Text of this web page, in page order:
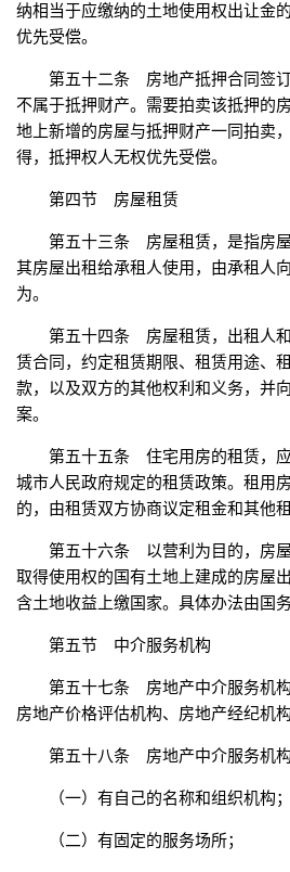
纳相当于应缴纳的土地使用权出让金
优先受偿。
第五十二条 房地产抵押合同签
不属于抵押财产。需要拍卖该抵押的
地上新增的房屋与抵押财产一同拍卖
得，抵押权人无权优先受偿。
第四节 房屋租赁
第五十三条 房屋租赁，是指房
其房屋出租给承租人使用，由承租人
为。
第五十四条 房屋租赁，出租人
赁合同，约定租赁期限、租赁用途、
款，以及双方的其他权利和义务，并
案。
第五十五条 住宅用房的租赁，
城市人民政府规定的租赁政策。租用
的，由租赁双方协商议定租金和其他租
第五十六条 以营利为目的，房
取得使用权的国有土地上建成的房屋
含土地收益上缴国家。具体办法由国务
第五节 中介服务机构
第五十七条 房地产中介服务机构
房地产价格评估机构、房地产经纪机构
第五十八条 房地产中介服务机
（一）有自己的名称和组织机构；
（二）有固定的服务场所；